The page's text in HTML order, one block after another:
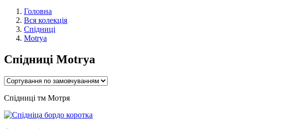
Головна
Вся колекція
Спідниці
Motrya
Спідниці Motrya
Спідниці тм Мотря